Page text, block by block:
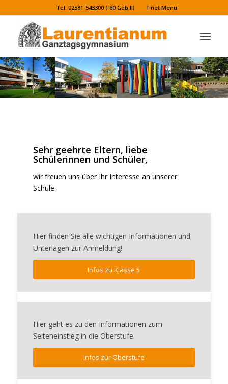
Tel. 02581-543300 (-60 Geb.II) I-net Menü
Sehr geehrte Eltern, liebe
Schülerinnen und Schüler,
wir freuen uns über Ihr Interesse an unserer
Schule.
Hier finden Sie alle wichtigen Informationen und
Unterlagen zur Anmeldung!
Infos zu Klasse 5
Hier geht es zu den Informationen zum
Seiteneinstieg in die Oberstufe.
Infos zur Oberstufe